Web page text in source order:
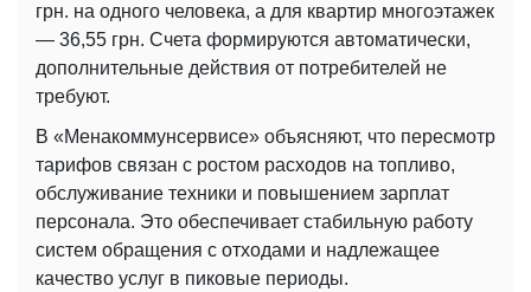
грн. на одного человека, а для квартир многоэтажек
— 36,55 грн. Счета формируются автоматически,
дополнительные действия от потребителей не
требуют.
В «Менакоммунсервисе» объясняют, что пересмотр
тарифов связан с ростом расходов на топливо,
обслуживание техники и повышением зарплат
персонала. Это обеспечивает стабильную работу
систем обращения с отходами и надлежащее
качество услуг в пиковые периоды.